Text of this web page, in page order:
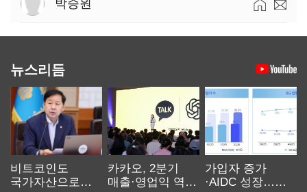
박승원
뉴스리듬
비트코인도
국가자산으로…'
카카오, 2분기
매출·영업익 역대
가입자 증가
·AIDC 성장…